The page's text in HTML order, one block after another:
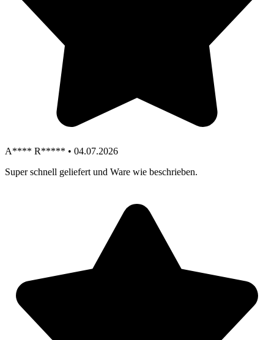
A**** R***** • 04.07.2026
Super schnell geliefert und Ware wie beschrieben.